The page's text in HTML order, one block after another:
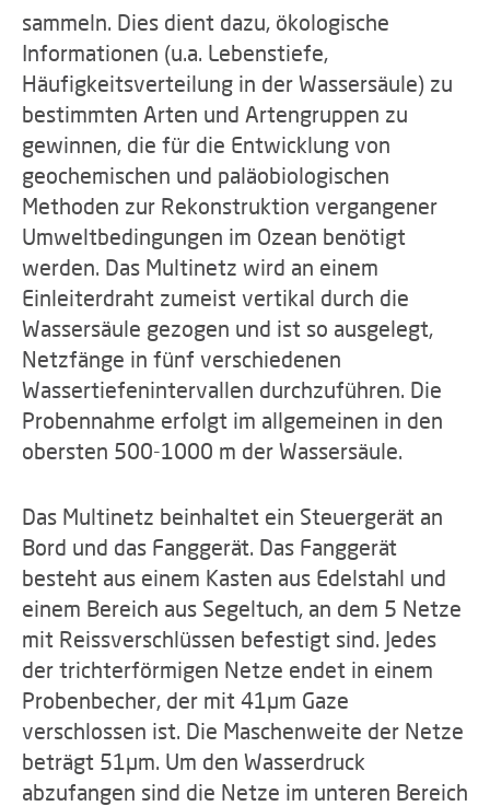
sammeln. Dies dient dazu, ökologische
Informationen (u.a. Lebenstiefe,
Häufigkeitsverteilung in der Wassersäule) zu
bestimmten Arten und Artengruppen zu
gewinnen, die für die Entwicklung von
geochemischen und paläobiologischen
Methoden zur Rekonstruktion vergangener
Umweltbedingungen im Ozean benötigt
werden. Das Multinetz wird an einem
Einleiterdraht zumeist vertikal durch die
Wassersäule gezogen und ist so ausgelegt,
Netzfänge in fünf verschiedenen
Wassertiefenintervallen durchzuführen. Die
Probennahme erfolgt im allgemeinen in den
obersten 500-1000 m der Wassersäule.
Das Multinetz beinhaltet ein Steuergerät an
Bord und das Fanggerät. Das Fanggerät
besteht aus einem Kasten aus Edelstahl und
einem Bereich aus Segeltuch, an dem 5 Netze
mit Reissverschlüssen befestigt sind. Jedes
der trichterförmigen Netze endet in einem
Probenbecher, der mit 41µm Gaze
verschlossen ist. Die Maschenweite der Netze
beträgt 51µm. Um den Wasserdruck
abzufangen sind die Netze im unteren Bereich